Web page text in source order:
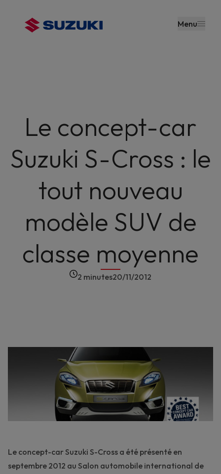
principal
Menu
Le concept-car
Suzuki S-Cross : le
tout nouveau
modèle SUV de
classe moyenne
2 minutes20/11/2012
Le concept-car Suzuki S-Cross a été présenté en
septembre 2012 au Salon automobile international de